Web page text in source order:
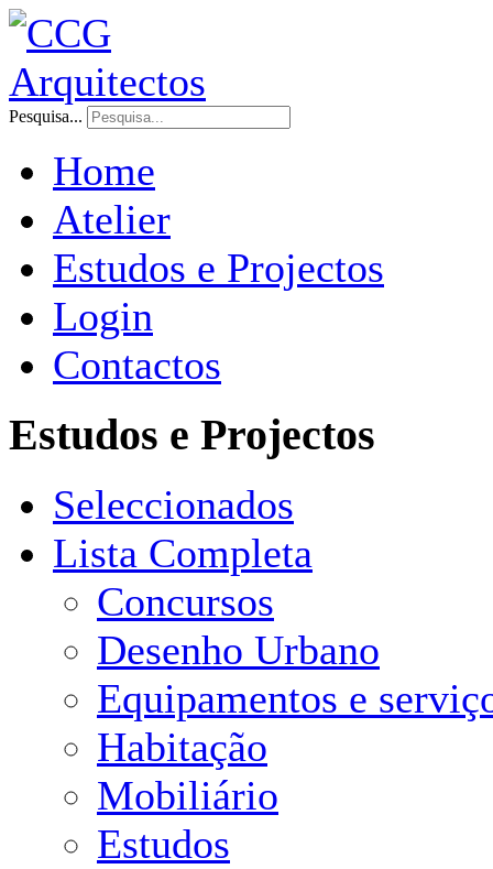
Pesquisa...
Home
Atelier
Estudos e Projectos
Login
Contactos
Estudos e Projectos
Seleccionados
Lista Completa
Concursos
Desenho Urbano
Equipamentos e
Habitação
Mobiliário
Estudos